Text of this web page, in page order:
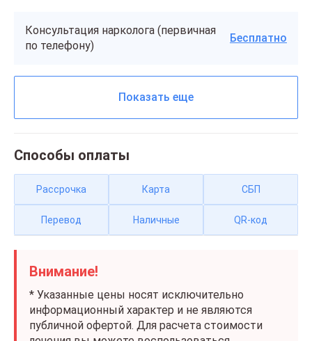
Консультация нарколога (первичная
по телефону)
Бесплатно
Показать еще
Способы оплаты
Рассрочка Карта СБП
Перевод Наличные QR-код
Внимание!
* Указанные цены носят исключительно
информационный характер и не являются
публичной офертой. Для расчета стоимости